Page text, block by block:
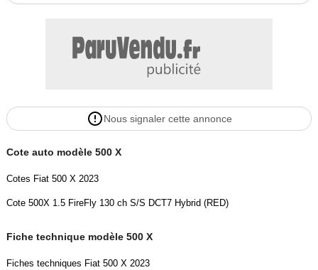
Nous signaler cette annonce
Cote auto modèle 500 X
Cotes Fiat 500 X 2023
Cote 500X 1.5 FireFly 130 ch S/S DCT7 Hybrid (RED)
Fiche technique modèle 500 X
Fiches techniques Fiat 500 X 2023